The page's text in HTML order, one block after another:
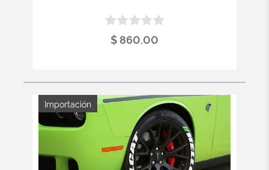
$ 860.00
Importación